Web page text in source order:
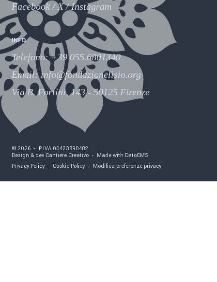
Facebook /X/Instagram
INFO
Telefono:+39 055.6801340
Email:info@fondazionelisio.org
Via B. Fortini, 143 - 50125 Firenze
© 2026 - P.IVA 00423890482
Design & dev Cantiere Creativo - Made with DatoCMS
Privacy Policy - Cookie Policy - Modifica preferenze privacy